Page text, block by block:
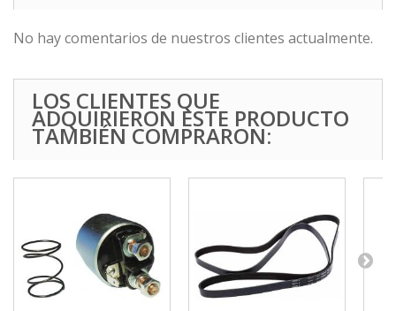
No hay comentarios de nuestros clientes actualmente.
LOS CLIENTES QUE
ADQUIRIERON ESTE PRODUCTO
TAMBIÉN COMPRARON: